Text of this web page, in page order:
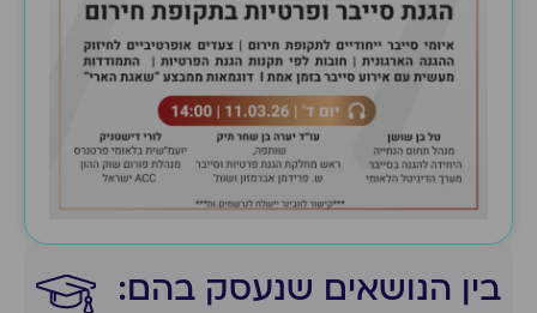
בין הנושאים שנעסק בהם:​